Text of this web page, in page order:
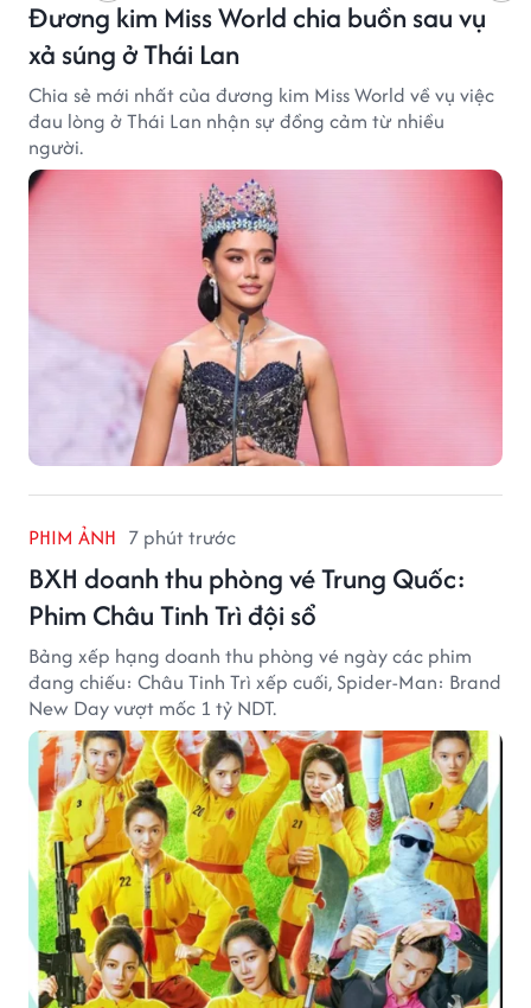
Đương kim Miss World chia buồn sau vụ
xả súng ở Thái Lan
Chia sẻ mới nhất của đương kim Miss World về vụ việc
đau lòng ở Thái Lan nhận sự đồng cảm từ nhiều
người.
PHIM ẢNH 7 phút trước
BXH doanh thu phòng vé Trung Quốc:
Phim Châu Tinh Trì đội sổ
Bảng xếp hạng doanh thu phòng vé ngày các phim
đang chiếu: Châu Tinh Trì xếp cuối, Spider-Man: Brand
New Day vượt mốc 1 tỷ NDT.